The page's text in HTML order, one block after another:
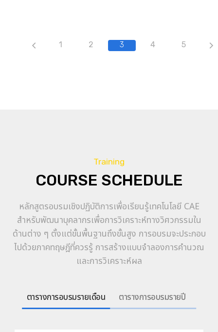
1 2 3 4 5
Training
COURSE SCHEDULE
หลักสูตรอบรมเชิงปฏิบัติการเพื่อเรียนรู้เทคโนโลยี CAE
สำหรับพัฒนาบุคลากรเพื่อการวิเคราะห์ทางวิศวกรรมใน
ด้านต่าง ๆ ตั้งแต่ขั้นพื้นฐานถึงขั้นสูง การอบรมจะประกอบ
ไปด้วยภาคทฤษฎีที่ควรรู้ การสร้างแบบจำลองการคำนวณ
และการวิเคราะห์ผล
ตารางการอบรมรายเดือน ตารางการอบรมรายปี